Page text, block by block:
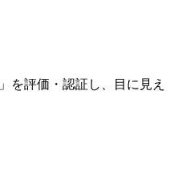
を評価・認証し、目に見え